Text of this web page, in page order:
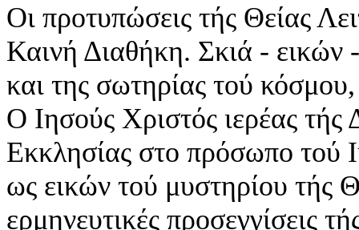
Οι προτυπώσεις τής Θείας
Καινή Διαθήκη. Σκιά - εικών
και της σωτηρίας τού
Ο Ιησούς Χριστός ιερέας τής
Εκκλησίας στο πρόσωπο τού
ως εικών τού μυστηρίου τής
ερμηνευτικές προσεγγίσεις